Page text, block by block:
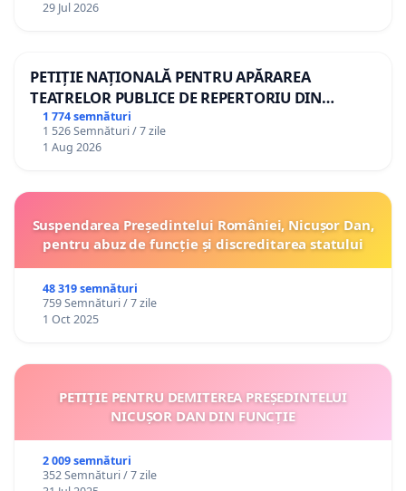
29 Jul 2026
PETIȚIE NAȚIONALĂ PENTRU APĂRAREA
TEATRELOR PUBLICE DE REPERTORIU DIN
ROMÂNIA
1 774 semnături
1 526 Semnături / 7 zile
1 Aug 2026
Suspendarea Președintelui României, Nicușor Dan,
pentru abuz de funcție și discreditarea statului
48 319 semnături
759 Semnături / 7 zile
1 Oct 2025
PETIȚIE PENTRU DEMITEREA PREȘEDINTELUI
NICUȘOR DAN DIN FUNCȚIE
2 009 semnături
352 Semnături / 7 zile